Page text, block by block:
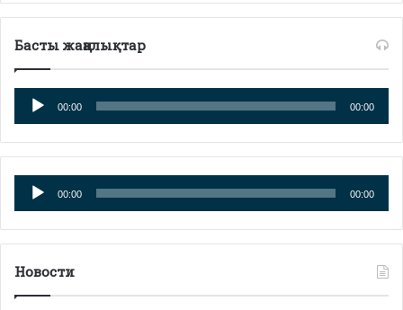
Басты жаңалықтар
Аудио
плейер
00:00 00:00
Аудио
плейер
00:00 00:00
Новости